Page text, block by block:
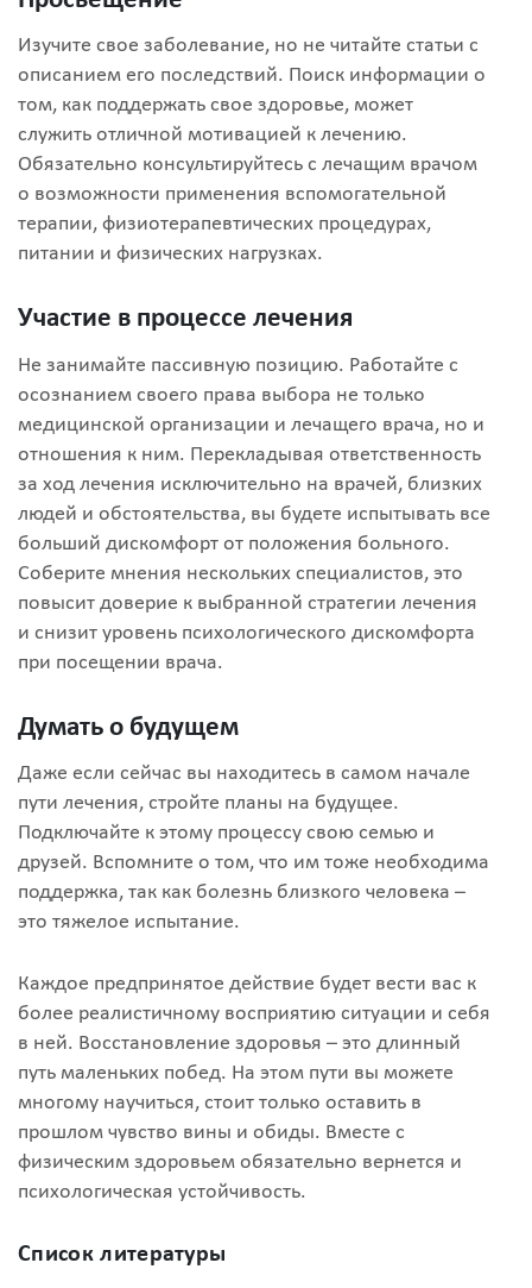
Изучите свое заболевание, но не читайте статьи с
описанием его последствий. Поиск информации о
том, как поддержать свое здоровье, может
служить отличной мотивацией к лечению.
Обязательно консультируйтесь с лечащим врачом
о возможности применения вспомогательной
терапии, физиотерапевтических процедурах,
питании и физических нагрузках.
Участие в процессе лечения
Не занимайте пассивную позицию. Работайте с
осознанием своего права выбора не только
медицинской организации и лечащего врача, но и
отношения к ним. Перекладывая ответственность
за ход лечения исключительно на врачей, близких
людей и обстоятельства, вы будете испытывать все
больший дискомфорт от положения больного.
Соберите мнения нескольких специалистов, это
повысит доверие к выбранной стратегии лечения
и снизит уровень психологического дискомфорта
при посещении врача.
Думать о будущем
Даже если сейчас вы находитесь в самом начале
пути лечения, стройте планы на будущее.
Подключайте к этому процессу свою семью и
друзей. Вспомните о том, что им тоже необходима
поддержка, так как болезнь близкого человека –
это тяжелое испытание.
Каждое предпринятое действие будет вести вас к
более реалистичному восприятию ситуации и себя
в ней. Восстановление здоровья – это длинный
путь маленьких побед. На этом пути вы можете
многому научиться, стоит только оставить в
прошлом чувство вины и обиды. Вместе с
физическим здоровьем обязательно вернется и
психологическая устойчивость.
Список литературы